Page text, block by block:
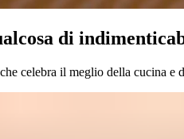
della Riviera, con una delle cornici più spettacolari del